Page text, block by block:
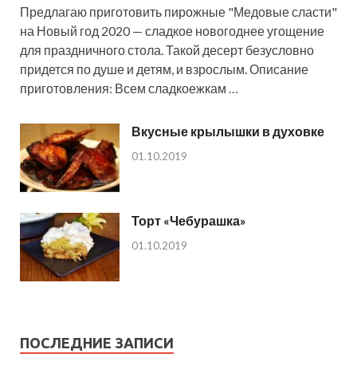
Предлагаю приготовить пирожные "Медовые сласти"
на Новый год 2020 — сладкое новогоднее угощение
для праздничного стола. Такой десерт безусловно
придется по душе и детям, и взрослым. Описание
приготовления: Всем сладкоежкам …
Вкусные крылышки в духовке
01.10.2019
Торт «Чебурашка»
01.10.2019
ПОСЛЕДНИЕ ЗАПИСИ